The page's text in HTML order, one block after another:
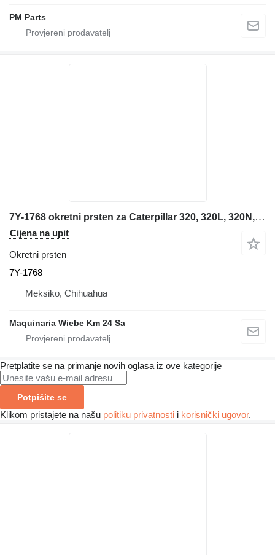
PM Parts
7Y-1768 okretni prsten za Caterpillar 320, 320L, 320N, 320S, 345B, 345B L, 345B LC bagera
Cijena na upit
Okretni prsten
7Y-1768
Meksiko, Chihuahua
Maquinaria Wiebe Km 24 Sa
Pretplatite se na primanje novih oglasa iz ove kategorije
Potpišite se
Klikom pristajete na našu politiku privatnosti i korisnički ugovor.